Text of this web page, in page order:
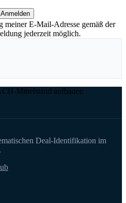
Anmelden
meiner E-Mail-Adresse gemäß der
jederzeit möglich.
Mittelstand aufbauen
Deal-Identifikation im